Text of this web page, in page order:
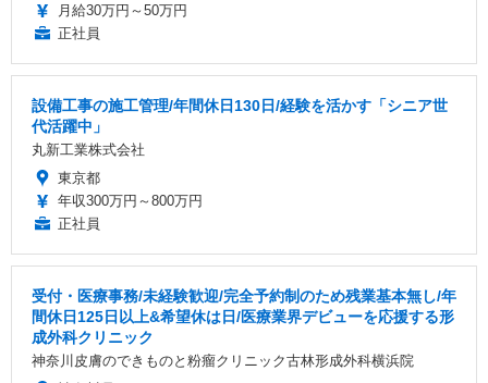
月給30万円～50万円
正社員
設備工事の施工管理/年間休日130日/経験を活かす「シニア世
代活躍中」
丸新工業株式会社
東京都
年収300万円～800万円
正社員
受付・医療事務/未経験歓迎/完全予約制のため残業基本無し/年
間休日125日以上&希望休は日/医療業界デビューを応援する形
成外科クリニック
神奈川皮膚のできものと粉瘤クリニック古林形成外科横浜院